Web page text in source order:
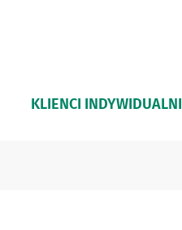
KLIENCI INDYWIDUALNI